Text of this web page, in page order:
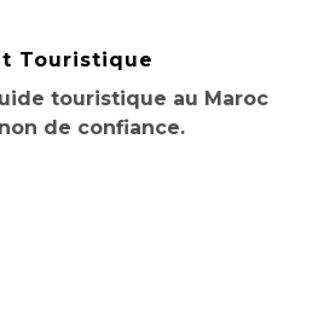
Touristique
touristique au Maroc
de confiance.